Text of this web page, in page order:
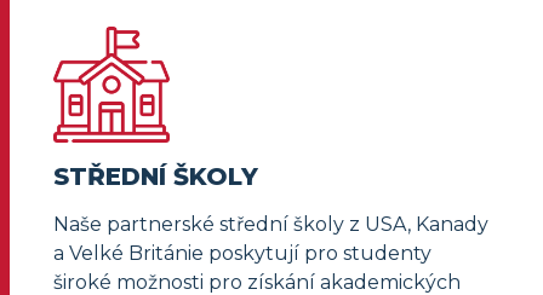
STŘEDNÍ ŠKOLY
Naše partnerské střední školy z USA, Kanady
a Velké Británie poskytují pro studenty
široké možnosti pro získání akademických